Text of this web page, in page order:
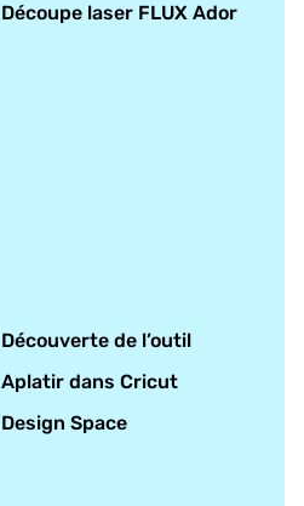
Découpe laser FLUX Ador
Découverte de l’outil
Aplatir dans Cricut
Design Space